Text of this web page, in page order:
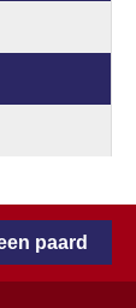
paard